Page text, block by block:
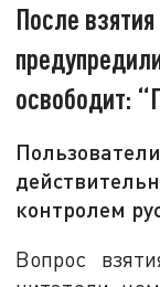
После
освободит:
контролем
Вопрос